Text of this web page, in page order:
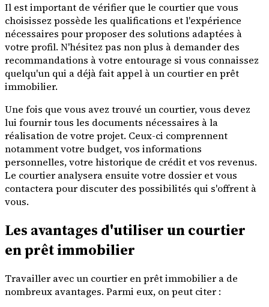
Il est important de vérifier que le courtier que vous
choisissez possède les qualifications et l'expérience
nécessaires pour proposer des solutions adaptées à
votre profil. N'hésitez pas non plus à demander des
recommandations à votre entourage si vous connaissez
quelqu'un qui a déjà fait appel à un courtier en prêt
immobilier.
Une fois que vous avez trouvé un courtier, vous devez
lui fournir tous les documents nécessaires à la
réalisation de votre projet. Ceux-ci comprennent
notamment votre budget, vos informations
personnelles, votre historique de crédit et vos revenus.
Le courtier analysera ensuite votre dossier et vous
contactera pour discuter des possibilités qui s'offrent à
vous.
Les avantages d'utiliser un courtier
en prêt immobilier
Travailler avec un courtier en prêt immobilier a de
nombreux avantages. Parmi eux, on peut citer :